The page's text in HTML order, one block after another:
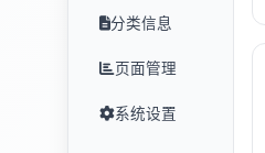
分类信息
页面管理
系统设置